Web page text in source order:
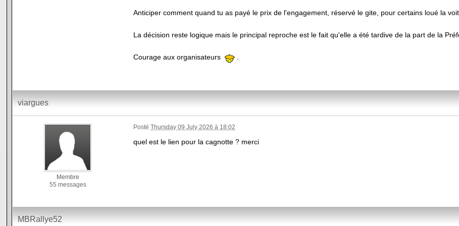
Anticiper comment quand tu as payé le prix de l'engagement, réservé le gite, pour certains loué la
La décision reste logique mais le principal reproche est le fait qu'elle a été tardive de la part de la
Courage aux organisateurs
viargues
Membre
55 messages
PostéThursday 09 July 2026 à 18:02
quel est le lien pour la cagnotte ? merci
MBRallye52